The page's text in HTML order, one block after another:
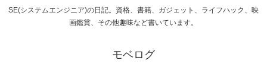
SE(システムエンジニア)の日記。資格、書籍、ガジェット、ライフハック、映
画鑑賞、その他趣味など書いています。
モベログ